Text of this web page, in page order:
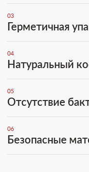
03
Герметичная
04
Натуральный
05
Отсутствие
06
Безопасные